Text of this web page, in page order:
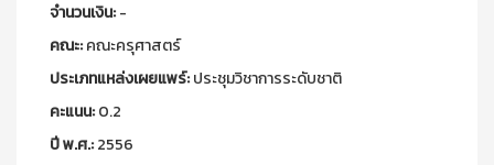
จำนวนเงิน:-
คณะ:คณะครุศาสตร์
ประเภทแหล่งเผยแพร์:ประชุมวิชาการระดับชาติ
คะแนน:0.2
ปี พ.ศ.:2556